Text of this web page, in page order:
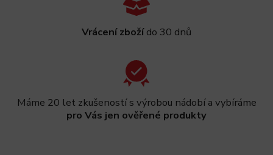
Vrácení zbožído 30 dnů
Máme 20 let zkušeností s výrobou nádobí a vybíráme
pro Vás jen ověřené produkty